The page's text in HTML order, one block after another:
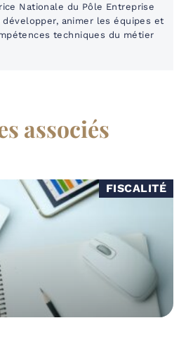
Nationale du Pôle Entreprise
développer, animer les équipes et
techniques du métier
associés
FISCALITÉ